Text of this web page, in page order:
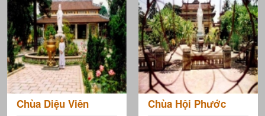
Chùa Diệu Viên Chùa Hội Phước